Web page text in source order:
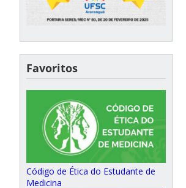
Favoritos
Código de Ética do Estudante de
Medicina